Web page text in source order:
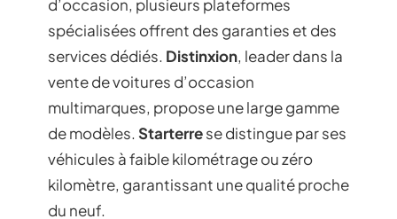
Où et comment
acheter une voiture
familiale d’occasion ?
Les plateformes
spécialisées
Pour l’achat d’une voiture familiale